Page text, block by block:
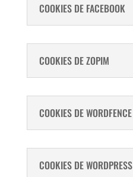
COOKIES DE FACEBOOK
COOKIES DE ZOPIM
COOKIES DE WORDFENCE
COOKIES DE WORDPRESS